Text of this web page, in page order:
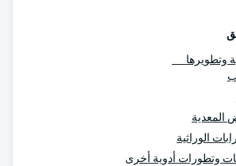
وتطويرها
المعدية
الوراثية
وتطورات أدوية أخرى